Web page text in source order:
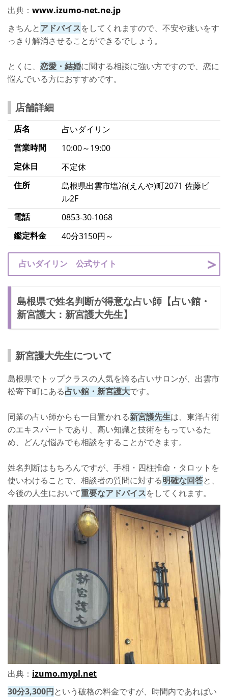
出典： www.izumo-net.ne.jp
きちんとアドバイスをしてくれますので、不安や迷いをす
っきり解消させることができるでしょう。
とくに、 恋愛・結婚に関する相談に強い方ですので、恋に
悩んでいる方におすすめです。
店舗詳細
店名
占いダイリン
営業時間
10:00～19:00
定休日
不定休
住所
島根県出雲市塩冶(えんや)町2071 佐藤ビ
ル2F
電話
0853-30-1068
鑑定料金
40分3150円～
占いダイリン 公式サイト
島根県で姓名判断が得意な占い師【占い館・
新宮護大：新宮護大先生】
新宮護大先生について
島根県でトップクラスの人気を誇る占いサロンが、出雲市
松寄下町にある占い館・新宮護大です。
同業の占い師からも一目置かれる新宮護先生は、東洋占術
のエキスパートであり、高い知識と技術をもっているた
め、どんな悩みでも相談をすることができます。
姓名判断はもちろんですが、手相・四柱推命・タロットを
使いわけることで、相談者の質問に対する明確な回答と、
今後の人生において重要なアドバイスをしてくれます。
出典： izumo.mypl.net
30分3,300円という破格の料金ですが、時間内であればい